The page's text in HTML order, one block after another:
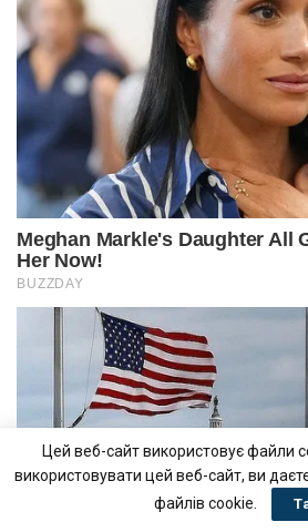
Цей веб-сайт використовує файли
використовувати цей веб-сайт, ви
файлів cookie.